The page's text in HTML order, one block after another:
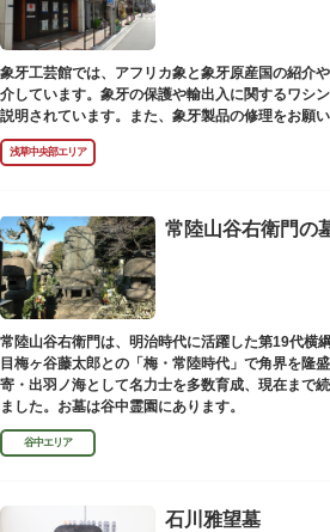
象牙工芸館では、アフリカ象と象牙原産国の紹介
介しています。象牙の保護や輸出入に関するワシ
説明されています。また、象牙製品の修理をお願い
浅草中央部エリア
常陸山谷右衛門の
常陸山谷右衛門は、明治時代に活躍した第19代横
目梅ヶ谷藤太郎との「梅・常陸時代」で角界を隆
寄・出羽ノ海として名力士を多数育成、現在まで
ました。お墓は谷中霊園にあります。
谷中エリア
石川雅望墓